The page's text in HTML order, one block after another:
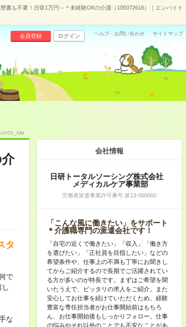
書も不要！日収1万円～＊未経験OKの介護（105072616）｜エンバイト
会員登録 ログイン ヘルプ・お問い合わせ サイトマップ
タ
で
な
会社情報
日研トータルソーシング株式会社
メディカルケア事業部
労働者派遣事業許可番号:派13-060060
「こんな風に働きたい」をサポート
＊介護職専門の派遣会社です！
「自宅の近くで働きたい」「収入」「働き方
を選びたい」「正社員を目指したい」などの
希望条件や、仕事上の不満も丁寧にお聞きし
てからご紹介するので長期でご活躍されてい
る方が多いのが特長です。まずはご希望を聞
いたうえで、ピッタリの求人をご紹介。また
安心してお仕事を続けていただくため、経験
豊富な専任担当者がお仕事開始前はもちろ
ん、お仕事開始後もしっかりフォロー。仕事
の悩みやそれ以外のことでも不安なことがあ